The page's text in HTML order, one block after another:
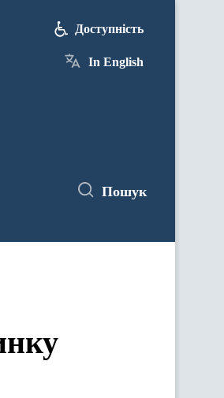
Доступність
In English
Пошук